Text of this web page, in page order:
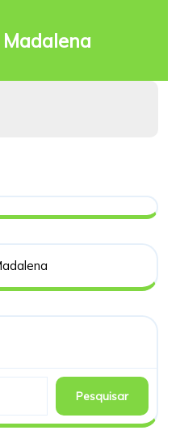
Pesquisar